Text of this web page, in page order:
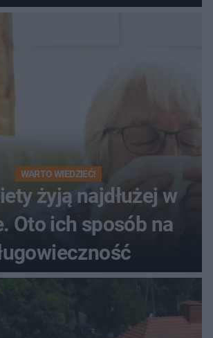
WARTO WIEDZIEĆ!
żyją najdłużej w
Oto ich sposób na